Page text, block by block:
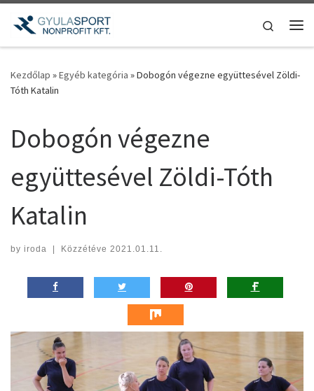
Teljes tartalom megjelenítése
Search
Kezdőlap »Egyéb kategória »Dobogón végezne együttesével Zöldi-
Tóth Katalin
Dobogón végezne
együttesével Zöldi-Tóth
Katalin
by iroda | Közzétéve 2021.01.11.